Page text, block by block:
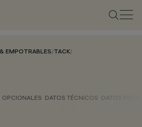
EMPOTRABLES/TACK/
OPCIONALES DATOS TÉCNICOS DATOS